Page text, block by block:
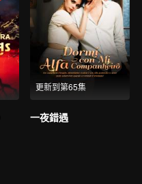
更新到第65集
一夜錯遇